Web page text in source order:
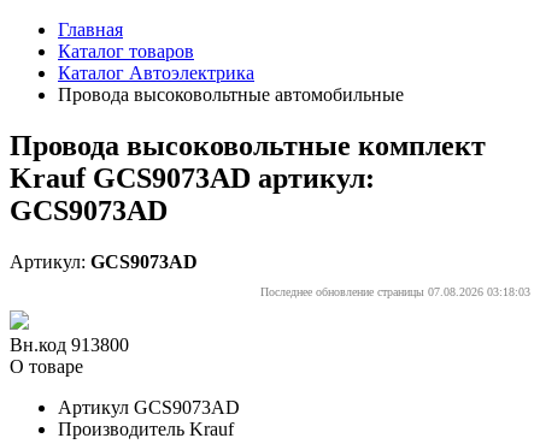
Главная
Каталог товаров
Каталог Автоэлектрика
Провода высоковольтные автомобильные
Провода высоковольтные комплект
Krauf GCS9073AD артикул:
GCS9073AD
Артикул: GCS9073AD
Последнее обновление страницы 07.08.2026 03:18:03
Вн.код 913800
О товаре
Артикул GCS9073AD
Производитель Krauf